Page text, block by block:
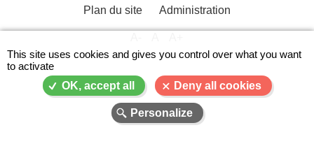
page
Plan du site
Administration
This site uses cookies and gives you control over what you want
to activate
OK, accept all
Deny all cookies
Personalize